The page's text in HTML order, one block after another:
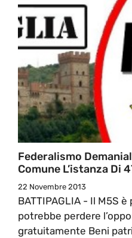
Federalismo
Comune L’istanza Di
22 Novembre 2013
BATTIPAGLIA - Il M5S
potrebbe perdere
gratuitamente Beni